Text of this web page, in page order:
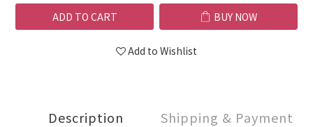
ADD TO CART BUY NOW
Add to Wishlist
Description Shipping & Payment